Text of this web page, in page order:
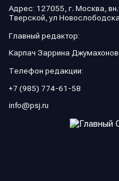
Адрес: 127055, г. Москва,
Тверской, ул
Главный редактор:
Карпач Заррина
Телефон редакции:
+7 (985) 774-61-58
info@psj.ru